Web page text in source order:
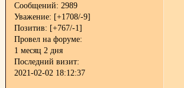
Сообщений: 2989
Уважение: [+1708/-9]
Позитив: [+767/-1]
Провел на форуме:
1 месяц 2 дня
Последний визит:
2021-02-02 18:12:37